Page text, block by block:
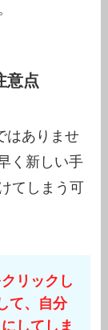
意点
はありませ
く新しい手
てしまう可
リックし
て、自分
してしま